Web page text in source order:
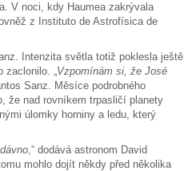
V noci, kdy Haumea zakrývala
z Instituto de Astrofísica de
Intenzita světla totiž poklesla ještě
zaclonilo. „Vzpomínám si, že José
Sanz. Měsíce podrobného
že nad rovníkem trpasličí planety
úlomky horniny a ledu, který
,“ dodává astronom David
mohlo dojít někdy před několika